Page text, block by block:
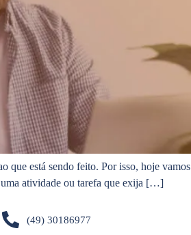
que está sendo feito. Por isso, hoje
uma atividade ou tarefa que exija […]
(49) 30186977